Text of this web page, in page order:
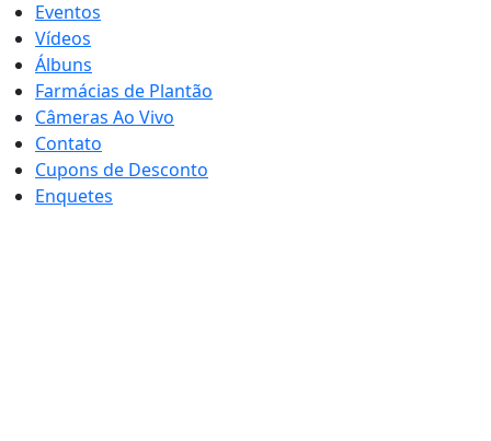
Eventos
Vídeos
Álbuns
Farmácias de Plantão
Câmeras Ao Vivo
Contato
Cupons de Desconto
Enquetes